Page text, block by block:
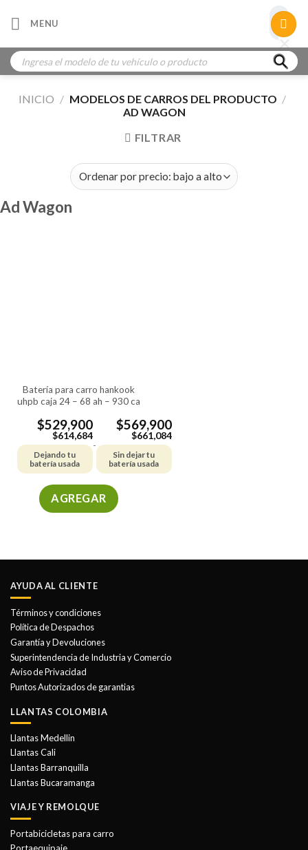
MENU
Búsqueda
de
productos
INICIO / MODELOS DE CARROS DEL PRODUCTO /
AD WAGON
FILTRAR
Ad Wagon
batería para carro hankook
uhpb caja 24 – 68 ah – 930 ca
$529,900
$614,684
Dejando tu
batería usada
-
$569,900
$661,084
Sin dejar tu
batería usada
AGREGAR
múltiples
Las
elegir
en
la
página
de
AYUDA AL CLIENTE
Términos y condiciones
Política de Despachos
Garantía y Devoluciones
Superintendencia de Industria y Comercio
Aviso de Privacidad
Puntos Autorizados de garantias
LLANTAS COLOMBIA
Llantas Medellin
Llantas Cali
Llantas Barranquilla
Llantas Bucaramanga
VIAJE Y REMOLQUE
Portabicicletas para carro
×
×
×